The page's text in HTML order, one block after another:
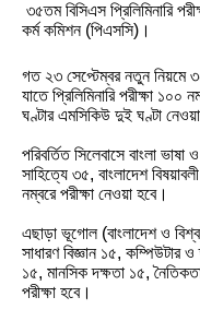
৩৫তম বিসিএস প্রিলিমিনারি
কর্ম কমিশন (পিএসসি)।
গত ২৩ সেপ্টেম্বর নতুন নিয়মে
যাতে প্রিলিমিনারি পরীক্ষা
ঘণ্টার এমসিকিউ দুই ঘণ্টা
পরিবর্তিত সিলেবাসে বাংলা
সাহিত্যে ৩৫, বাংলাদেশ
নম্বরে পরীক্ষা নেওয়া হবে।
এছাড়া ভূগোল (বাংলাদেশ ও
সাধারণ বিজ্ঞান ১৫,
১৫, মানসিক দক্ষতা ১৫,
পরীক্ষা হবে।